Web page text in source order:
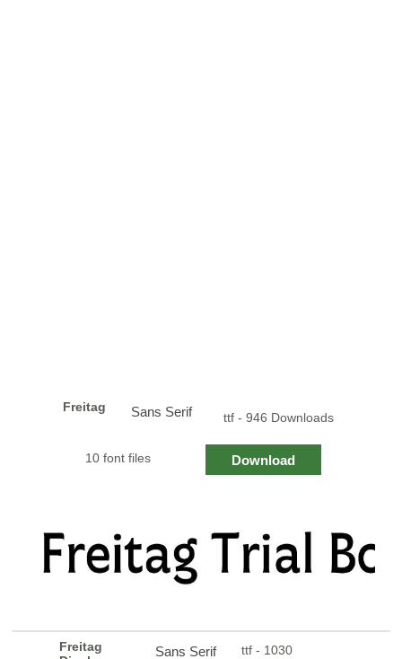
Freitag Sans Serif ttf - 946 Downloads
10 font files Download
Freitag
Sans Serif
ttf - 1030